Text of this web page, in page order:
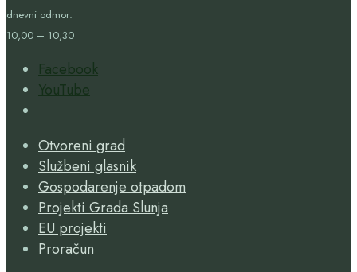
dnevni odmor:
10,00 – 10,30
Facebook
YouTube
Window
Otvoreni grad
Službeni glasnik
Gospodarenje otpadom
Projekti Grada Slunja
EU projekti
Proračun